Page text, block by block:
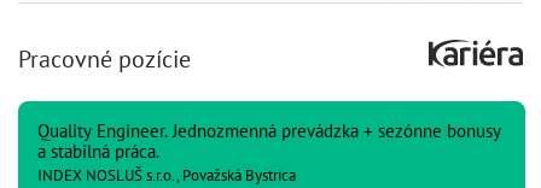
Pracovné pozície
Quality Engineer. Jednozmenná prevádzka + sezónne bonusy
a stabilná práca.
INDEX NOSLUŠ s.r.o., Považská Bystrica